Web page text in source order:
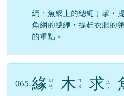
綱，魚網上的總繩；挈，
魚網的總繩，提起衣服的
的重點。
065. 緣 ㄩ
ㄢ ˊ 木 ㄇ
ㄨ ˋ 求 ㄑ
ㄧ
ㄡ
ˊ